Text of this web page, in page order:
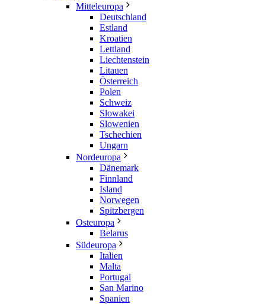
Mitteleuropa
Deutschland
Estland
Kroatien
Lettland
Liechtenstein
Litauen
Österreich
Polen
Schweiz
Slowakei
Slowenien
Tschechien
Ungarn
Nordeuropa
Dänemark
Finnland
Island
Norwegen
Spitzbergen
Osteuropa
Belarus
Südeuropa
Italien
Malta
Portugal
San Marino
Spanien